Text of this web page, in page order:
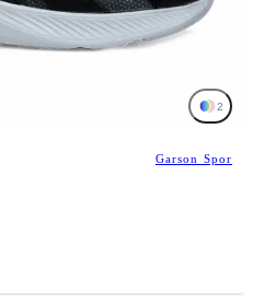
2
Garson Spor